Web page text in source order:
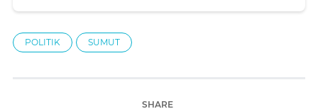
POLITIK SUMUT
SHARE